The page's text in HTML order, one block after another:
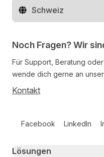
Region ändern
Noch Fragen? Wir
Für Support, Beratung
wende dich gerne an
Kontakt
Facebook LinkedIn
Primary footer navigation
Lösungen